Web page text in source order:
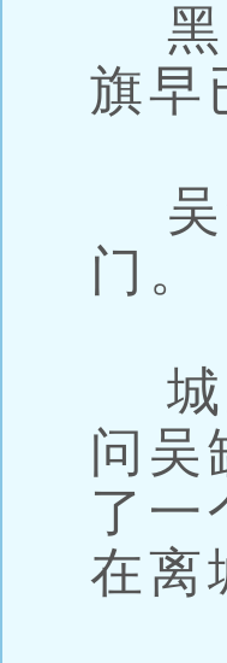
黑
旗早
吴
门。
城
问吴
了一
在离